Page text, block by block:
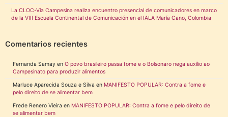
La CLOC-Vía Campesina realiza encuentro presencial de comunicadores en marco
de la VIII Escuela Continental de Comunicación en el IALA María Cano, Colombia
Comentarios recientes
Fernanda Samay en O povo brasileiro passa fome e o Bolsonaro nega auxílio ao
Campesinato para produzir alimentos
Marluce Aparecida Souza e Silva en MANIFESTO POPULAR: Contra a fome e
pelo direito de se alimentar bem
Frede Renero Vieira en MANIFESTO POPULAR: Contra a fome e pelo direito de
se alimentar bem